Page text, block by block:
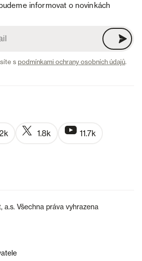
informovat o novinkách
spodmínkami ochrany osobních údajů.
1.8k 11.7k
Všechna práva vyhrazena